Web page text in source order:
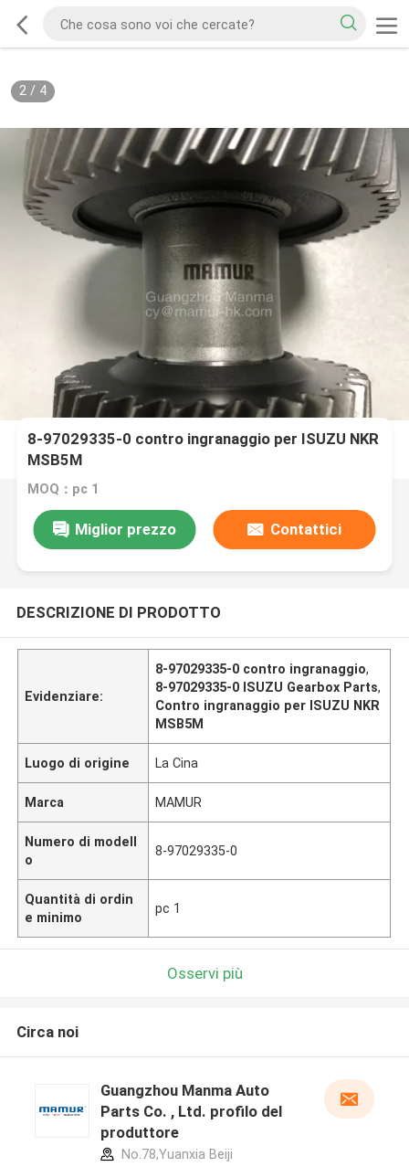
2/ 4
8-97029335-0 contro ingranaggio per ISUZU NKR
MSB5M
MOQ：pc 1
Miglior prezzo Contattici
DESCRIZIONE DI PRODOTTO
Evidenziare:
8-97029335-0 contro ingranaggio,
8-97029335-0 ISUZU Gearbox Parts,
Contro ingranaggio per ISUZU NKR
MSB5M
Luogo di origine La Cina
Marca MAMUR
Numero di modell
o
8-97029335-0
Quantità di ordin
e minimo
pc 1
Osservi più
Circa noi
Guangzhou Manma Auto
Parts Co. , Ltd. profilo del
produttore
No.78,Yuanxia Beiji